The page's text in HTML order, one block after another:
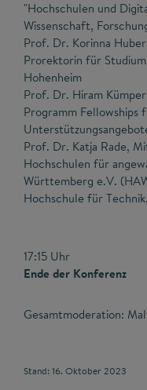
"Hochschulen und
Wissenschaft,
Prof. Dr. Korinna
Prorektorin für
Hohenheim
Prof. Dr. Hiram
Programm Fellowships
Prof. Dr. Katja Rade,
Hochschulen für
Württemberg e.V.
Hochschule für
17:15 Uhr
Ende der Konferenz
Gesamtmoderation:
Stand: 16. Oktober 2023